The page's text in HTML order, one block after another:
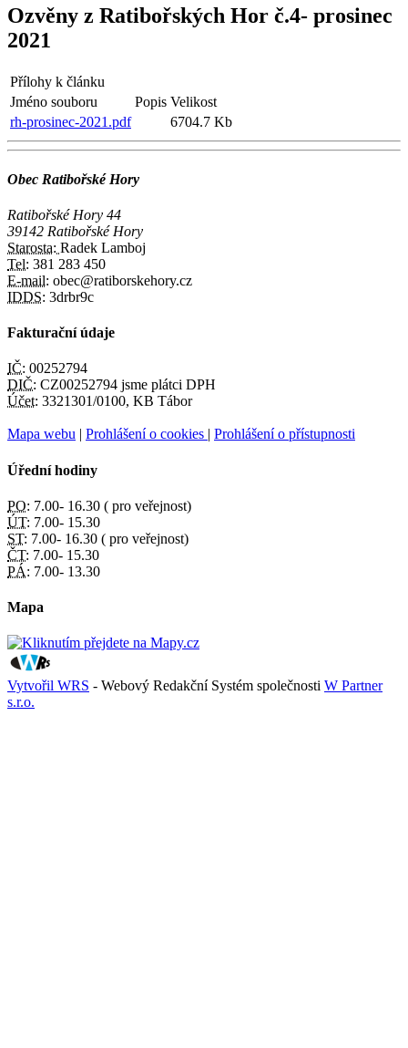
Ozvěny z Ratibořských Hor č.4- prosinec
2021
Přílohy k článku
Jméno souboru
Popis Velikost
rh-prosinec-2021.pdf
6704.7 Kb
Obec Ratibořské Hory
Ratibořské Hory 44
39142 Ratibořské Hory
Starosta: Radek Lamboj
Tel: 381 283 450
E-mail: obec@ratiborskehory.cz
IDDS: 3drbr9c
Fakturační údaje
IČ: 00252794
DIČ: CZ00252794 jsme plátci DPH
Účet: 3321301/0100, KB Tábor
Mapa webu | Prohlášení o cookies | Prohlášení o přístupnosti
Úřední hodiny
PO: 7.00- 16.30 ( pro veřejnost)
ÚT: 7.00- 15.30
ST: 7.00- 16.30 ( pro veřejnost)
ČT: 7.00- 15.30
PÁ: 7.00- 13.30
Mapa
Vytvořil WRS - Webový Redakční Systém společnosti W Partner
s.r.o.